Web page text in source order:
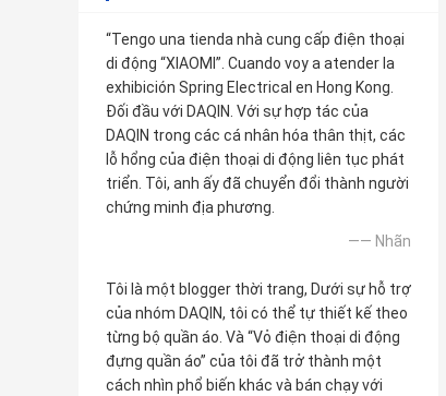
“Tengo una tienda nhà cung cấp điện thoại
di động “XIAOMI”. Cuando voy a atender la
exhibición Spring Electrical en Hong Kong.
Đối đầu với DAQIN. Với sự hợp tác của
DAQIN trong các cá nhân hóa thân thịt, các
lỗ hổng của điện thoại di động liên tục phát
triển. Tôi, anh ấy đã chuyển đổi thành người
chứng minh địa phương.
—— Nhãn
Tôi là một blogger thời trang, Dưới sự hỗ trợ
của nhóm DAQIN, tôi có thể tự thiết kế theo
từng bộ quần áo. Và “Vỏ điện thoại di động
đựng quần áo” của tôi đã trở thành một
cách nhìn phổ biến khác và bán chạy với